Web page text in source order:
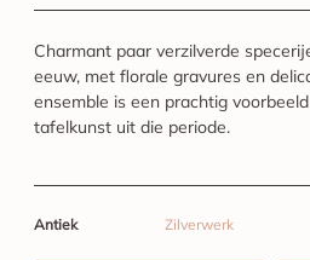
Charmant paar verzilverde
eeuw, met florale gravures en
ensemble is een prachtig
tafelkunst uit die periode.
Antiek Zilverwerk